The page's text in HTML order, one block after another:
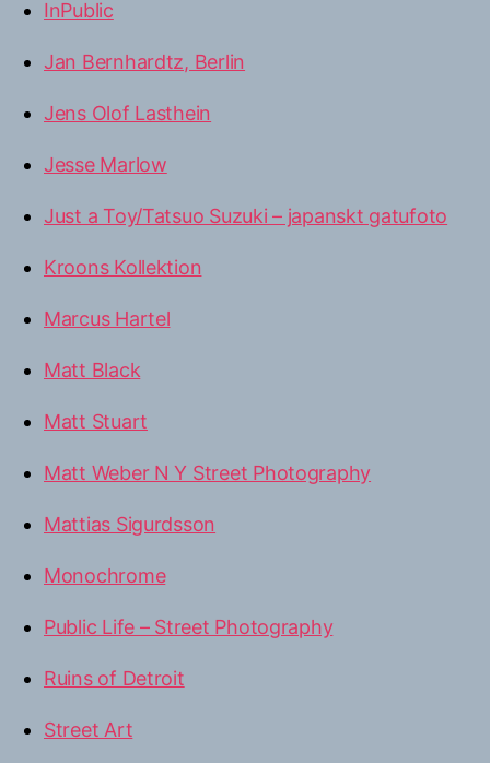
InPublic
Jan Bernhardtz, Berlin
Jens Olof Lasthein
Jesse Marlow
Just a Toy/Tatsuo Suzuki – japanskt gatufoto
Kroons Kollektion
Marcus Hartel
Matt Black
Matt Stuart
Matt Weber N Y Street Photography
Mattias Sigurdsson
Monochrome
Public Life – Street Photography
Ruins of Detroit
Street Art